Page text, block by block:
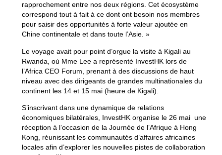
rapprochement entre nos deux régions. Cet écosystème
correspond tout à fait à ce dont ont besoin nos membres
pour saisir des opportunités à forte valeur ajoutée en
Chine continentale et dans toute l’Asie. »
Le voyage avait pour point d’orgue la visite à Kigali au
Rwanda, où Mme Lee a représenté InvestHK lors de
l’Africa CEO Forum, prenant à des discussions de haut
niveau avec des dirigeants de grandes multinationales du
continent les 14 et 15 mai (heure de Kigali).
S’inscrivant dans une dynamique de relations
économiques bilatérales, InvestHK organise le 26 mai une
réception à l’occasion de la Journée de l’Afrique à Hong
Kong, réunissant les communautés d’affaires africaines
locales afin d’explorer les nouvelles pistes de collaboration